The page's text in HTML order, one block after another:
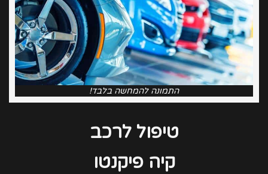
התמונה להמחשה בלבד!
טיפול לרכב
קיה פיקנטו